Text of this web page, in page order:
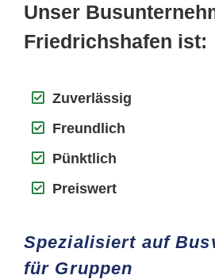
Unser
Friedrichshafen ist:
Zuverlässig
Freundlich
Pünktlich
Preiswert
Spezialisiert auf
für Gruppen